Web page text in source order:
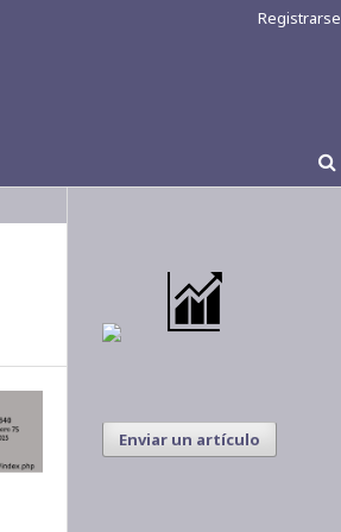
Registrarse
Enviar un artículo